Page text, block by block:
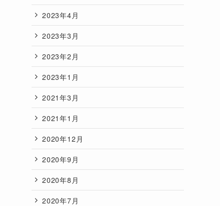
2023年4月
2023年3月
2023年2月
2023年1月
2021年3月
2021年1月
2020年12月
2020年9月
2020年8月
2020年7月